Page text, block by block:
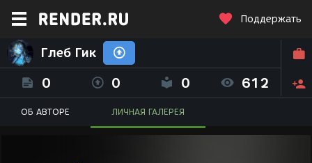
Поддержать
Глеб Гик
0 0 0 612
ОБ АВТОРЕ ЛИЧНАЯ ГАЛЕРЕЯ